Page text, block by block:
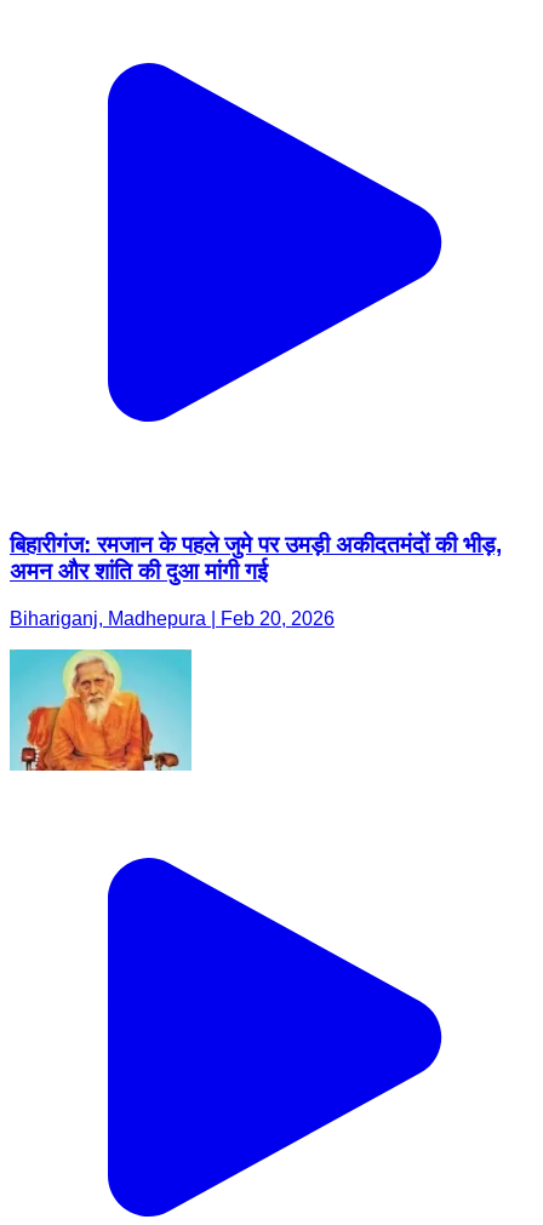
बिहारीगंज: रमजान के पहले जुमे पर उमड़ी अकीदतमंदों की भीड़,
अमन और शांति की दुआ मांगी गई
Bihariganj, Madhepura | Feb 20, 2026